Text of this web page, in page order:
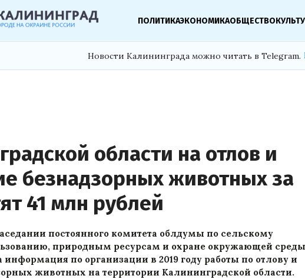
ПОЛИТИКАЭКОНОМИКАОБЩЕСТВО
Новости Калининграда можно читать в Telegram.
области на отлов и
безнадзорных животных за
41 млн рублей
постоянного комитета облдумы по сельскому
природным ресурсам и охране окружающей среды
информация по организации в 2019 году работы по отлову и
животных на территории Калининградской области.